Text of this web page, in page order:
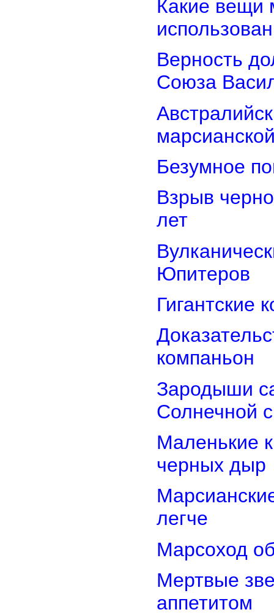
Какие вещи
Верность
Союза
Безумное
Взрыв
лет
Юпитеров
Гигантские
компаньон
Зародыши
Солнечной
Маленькие
черных дыр
легче
Марсоход
Мертвые
аппетитом